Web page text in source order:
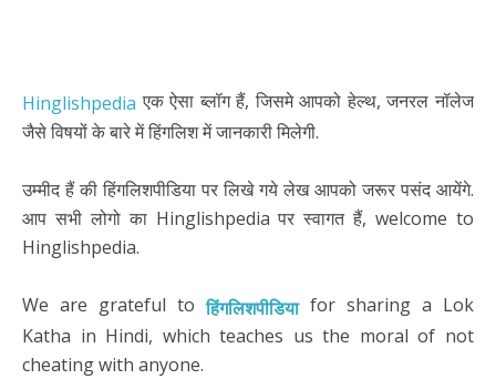
Hinglishpedia एक ऐसा ब्लॉग हैं, जिसमे आपको हेल्थ, जनरल नॉलेज
जैसे विषयों के बारे में हिंगलिश में जानकारी मिलेगी.
उम्मीद हैं की हिंगलिशपीडिया पर लिखे गये लेख आपको जरूर पसंद आयेंगे.
आप सभी लोगो का Hinglishpedia पर स्वागत हैं, welcome to
Hinglishpedia.
We are grateful to हिंगलिशपीडियाfor sharing a Lok
Katha in Hindi, which teaches us the moral of not
cheating with anyone.